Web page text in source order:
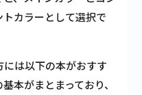
カラーとして選択で
は以下の本がおすす
本がまとまっており、